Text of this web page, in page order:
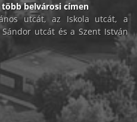
belvárosi címen
utcát, az Iskola utcát, a
utcát és a Szent István